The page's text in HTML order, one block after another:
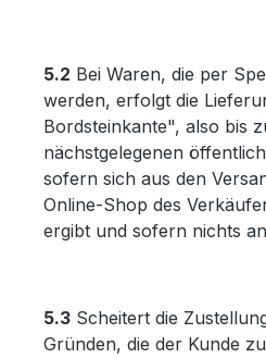
5.2 Bei Waren, die per
werden, erfolgt die
Bordsteinkante", also bis
nächstgelegenen
sofern sich aus den
Online-Shop des
ergibt und sofern nichts
5.3 Scheitert die
Gründen, die der Kunde